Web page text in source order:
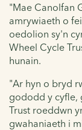
"Mae Canolfan
amrywiaeth o
oedolion sy'n
Wheel Cycle
hunain.
"Ar hyn o bryd
gododd y cyfle,
Trust roeddwn
gwahaniaeth i